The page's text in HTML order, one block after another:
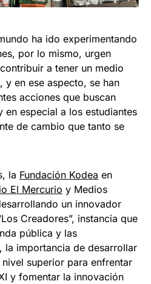
ha ido experimentando
por lo mismo, urgen
a tener un medio
y en ese aspecto, se han
acciones que buscan
en especial a los estudiantes
de cambio que tanto se
la Fundación Kodea en
El Mercurio y Medios
un innovador
Creadores”, instancia que
pública y las
la importancia de desarrollar
superior para enfrentar
y fomentar la innovación